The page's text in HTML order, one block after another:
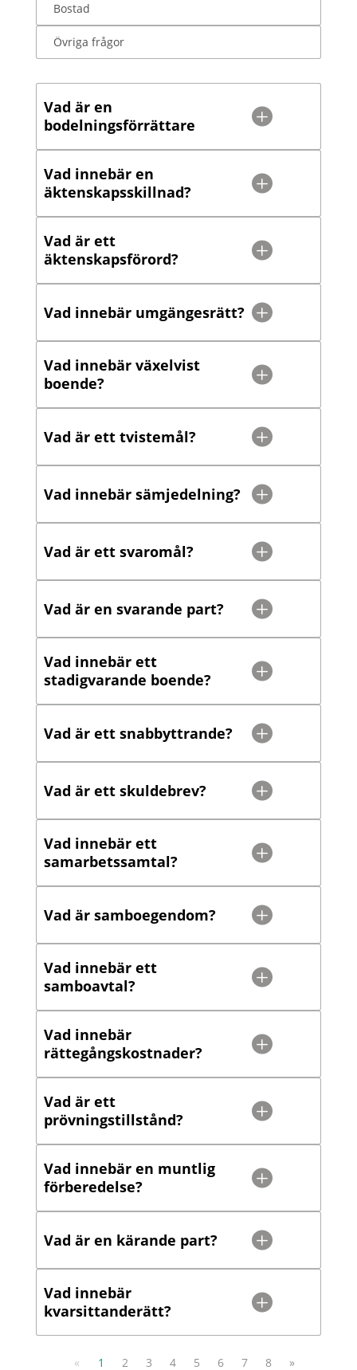
Bostad
Övriga frågor
Vad är en
bodelningsförrättare
Vad innebär en
äktenskapsskillnad?
Vad är ett
äktenskapsförord?
Vad innebär umgängesrätt?
Vad innebär växelvist
boende?
Vad är ett tvistemål?
Vad innebär sämjedelning?
Vad är ett svaromål?
Vad är en svarande part?
Vad innebär ett
stadigvarande boende?
Vad är ett snabbyttrande?
Vad är ett skuldebrev?
Vad innebär ett
samarbetssamtal?
Vad är samboegendom?
Vad innebär ett
samboavtal?
Vad innebär
rättegångskostnader?
Vad är ett
prövningstillstånd?
Vad innebär en muntlig
förberedelse?
Vad är en kärande part?
Vad innebär
kvarsittanderätt?
« 1 2 3 4 5 6 7 8 »